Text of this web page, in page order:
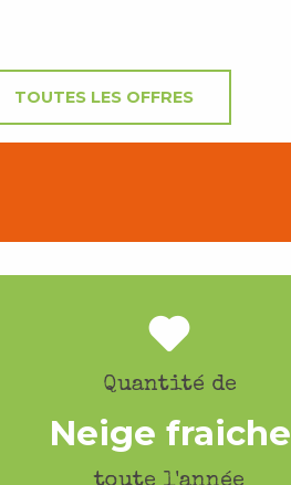
TOUTES LES OFFRES
Quantité de
Neige fraiche